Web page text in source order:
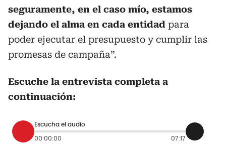
seguramente, en el caso mío, estamos
dejando el alma en cada entidad para
poder ejecutar el presupuesto y cumplir las
promesas de campaña”.
Escuche la entrevista completa a
continuación:
Escucha el audio
00:00:00 07:17